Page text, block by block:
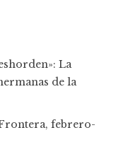
La
de la
febrero-